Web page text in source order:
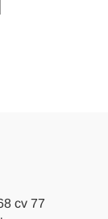
cv 77